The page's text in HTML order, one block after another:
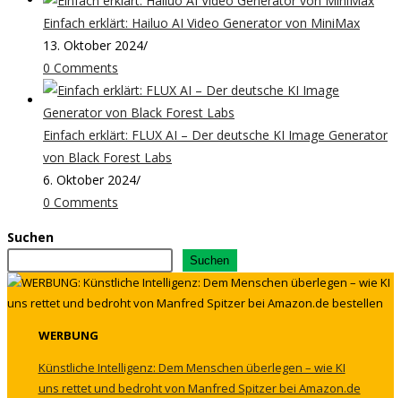
Einfach erklärt: Hailuo AI Video Generator von MiniMax
13. Oktober 2024/
0 Comments
Einfach erklärt: FLUX AI – Der deutsche KI Image Generator
von Black Forest Labs
6. Oktober 2024/
0 Comments
Suchen
Suchen
WERBUNG
Künstliche Intelligenz: Dem Menschen überlegen – wie KI
uns rettet und bedroht von Manfred Spitzer bei Amazon.de